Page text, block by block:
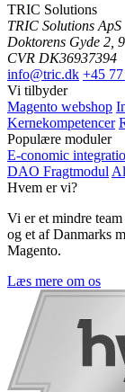
TRIC Solutions
TRIC Solutions ApS
Doktorens Gyde 2,
CVR DK36937394
info@tric.dk +45
Vi tilbyder
Magento webshop
Kernekompetencer
Populære moduler
E-conomic
DAO Fragtmodul
Hvem er vi?
Vi er et mindre
og et af Danmarks
Magento.
Læs mere om os